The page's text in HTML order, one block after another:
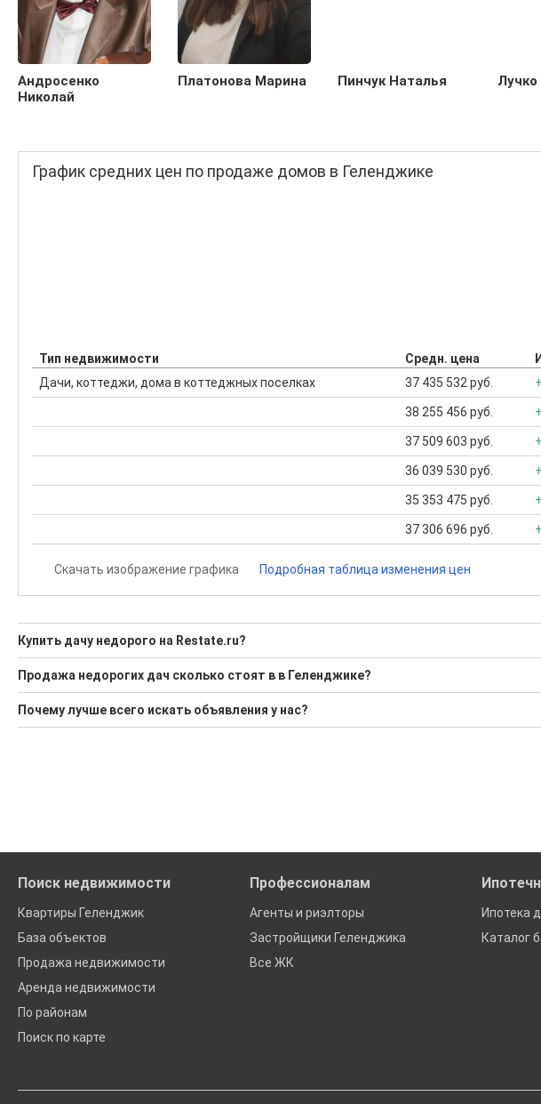
Андросенко
Николай
Платонова Марина Пинчук Наталья
График средних цен по продаже домов в Геленджике
Тип недвижимости Средн. цена
Дачи, коттеджи, дома в коттеджных поселках
37 435 532 руб.
38 255 456 руб.
37 509 603 руб.
36 039 530 руб.
35 353 475 руб.
37 306 696 руб.
Скачать изображение графика Подробная таблица изменения цен
Купить дачу недорого на Restate.ru?
2 актуальных и проверенных объявления
Продажа недорогих дач сколько стоят в в Геленджике?
Средняя площадь: 222.7 кв.м.
Почему лучше всего искать объявления у нас?
Поиск недвижимости
Квартиры Геленджик
База объектов
Продажа недвижимости
Аренда недвижимости
По районам
Поиск по карте
Профессионалам
Агенты и риэлторы
Застройщики Геленджика
Все ЖК
Ипотека
Каталог